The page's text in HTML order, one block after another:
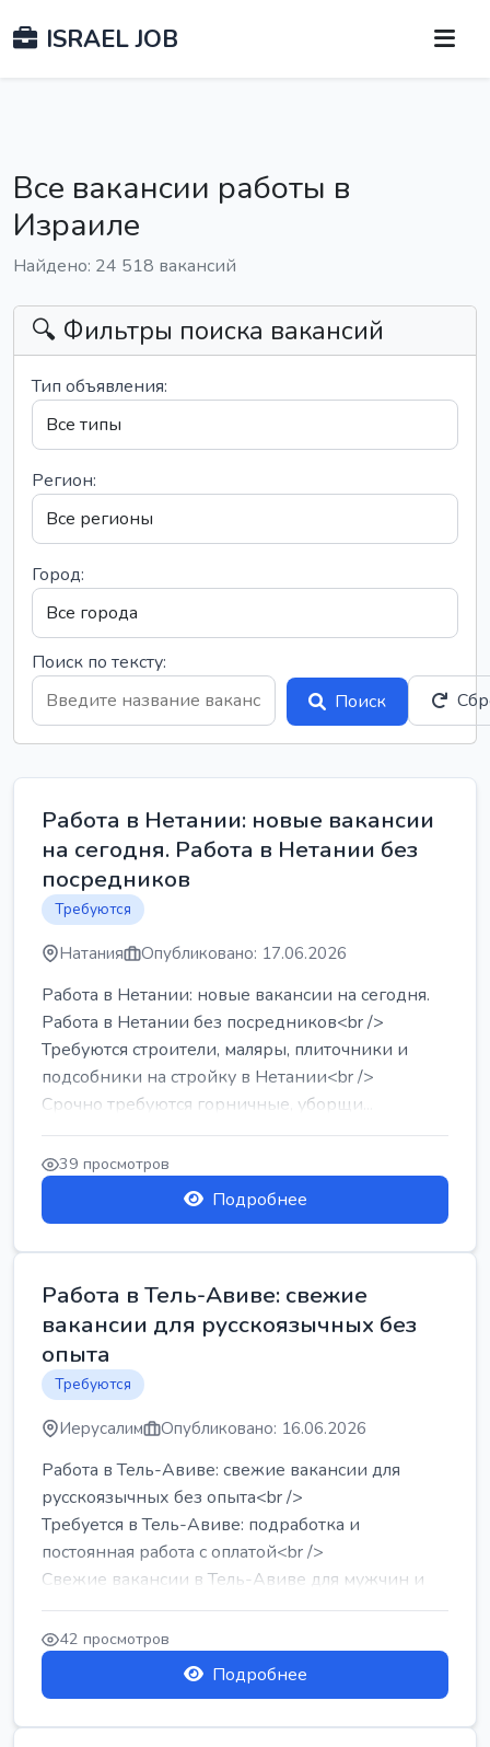
ISRAEL JOB
Все вакансии работы в
Израиле
Найдено: 24 518 вакансий
🔍 Фильтры поиска вакансий
Тип объявления:
Регион:
Город:
Поиск по тексту:
Поиск
Работа в Нетании: новые вакансии
на сегодня. Работа в Нетании без
посредников
Требуются
Натания Опубликовано: 17.06.2026
Работа в Нетании: новые вакансии на сегодня.
Работа в Нетании без посредников<br />
Требуются строители, маляры, плиточники и
подсобники на стройку в Нетании<br />
Срочно требуются горничные, уборщи...
39 просмотров
Подробнее
Работа в Тель-Авиве: свежие
вакансии для русскоязычных без
опыта
Требуются
Иерусалим Опубликовано: 16.06.2026
Работа в Тель-Авиве: свежие вакансии для
русскоязычных без опыта<br />
Требуется в Тель-Авиве: подработка и
постоянная работа с оплатой<br />
Свежие вакансии в Тель-Авиве для мужчин и
женщин от хозя...
42 просмотров
Подробнее